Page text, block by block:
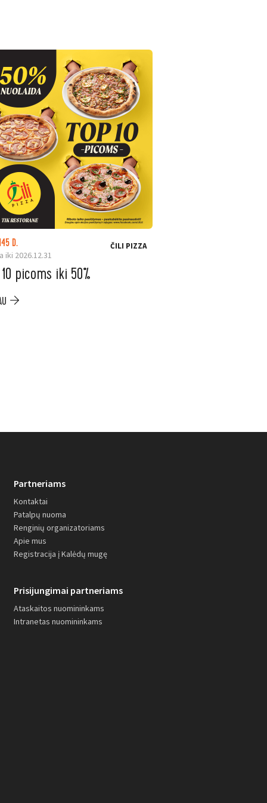
D.
iki 2026.12.31
ČILI PIZZA
10 picoms iki 50%
Partneriams
Kontaktai
Patalpų nuoma
Renginių organizatoriams
Apie mus
Registracija į Kalėdų mugę
Prisijungimai partneriams
Ataskaitos nuomininkams
Intranetas nuomininkams